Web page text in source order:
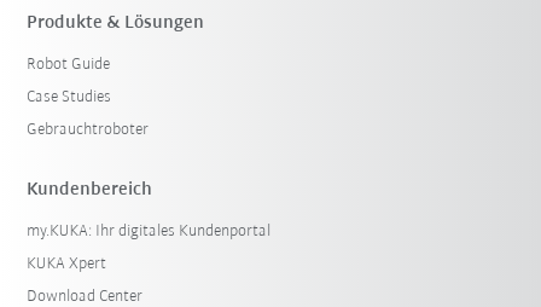
Produkte & Lösungen
Robot Guide
Case Studies
Gebrauchtroboter
Kundenbereich
my.KUKA: Ihr digitales Kundenportal
KUKA Xpert
Download Center